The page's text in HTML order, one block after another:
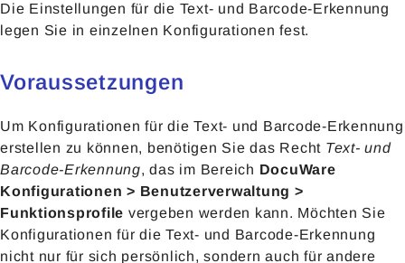
Die Einstellungen für die Text- und Barcode-Erkennung
legen Sie in einzelnen Konfigurationen fest.
Voraussetzungen
Um Konfigurationen für die Text- und Barcode-Erkennung
erstellen zu können, benötigen Sie das Recht Text- und
Barcode-Erkennung, das im Bereich DocuWare
Konfigurationen > Benutzerverwaltung >
Funktionsprofile vergeben werden kann. Möchten Sie
Konfigurationen für die Text- und Barcode-Erkennung
nicht nur für sich persönlich, sondern auch für andere